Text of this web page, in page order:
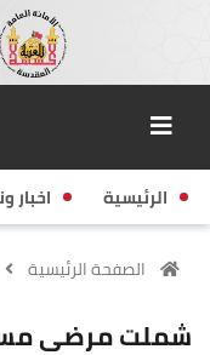
الرئيسية اخبار
الصفحة الرئيسية
شملت مرضى